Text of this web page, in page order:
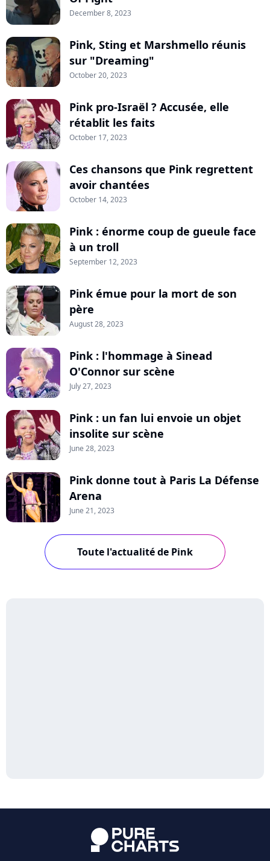
December 8, 2023
Pink, Sting et Marshmello réunis
sur "Dreaming"
October 20, 2023
Pink pro-Israël ? Accusée, elle
rétablit les faits
October 17, 2023
Ces chansons que Pink regrettent
avoir chantées
October 14, 2023
Pink : énorme coup de gueule face
à un troll
September 12, 2023
Pink émue pour la mort de son
père
August 28, 2023
Pink : l'hommage à Sinead
O'Connor sur scène
July 27, 2023
Pink : un fan lui envoie un objet
insolite sur scène
June 28, 2023
Pink donne tout à Paris La Défense
Arena
June 21, 2023
Toute l'actualité de Pink